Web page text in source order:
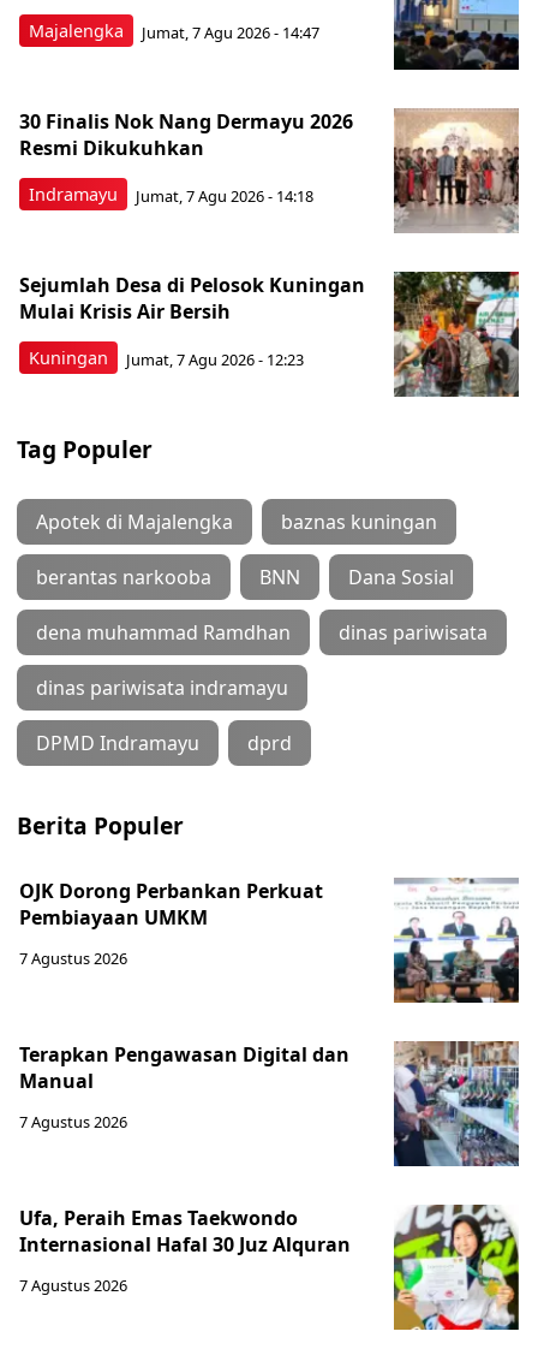
Majalengka Jumat, 7 Agu 2026 - 14:47
Indramayu
30 Finalis Nok Nang Dermayu 2026
Resmi Dikukuhkan
Jumat, 7 Agu 2026 - 14:18
Kuningan
Sejumlah Desa di Pelosok Kuningan
Mulai Krisis Air Bersih
Jumat, 7 Agu 2026 - 12:23
Tag Populer
Apotek di Majalengka baznas kuningan
berantas narkooba BNN Dana Sosial
dena muhammad Ramdhan dinas pariwisata
dinas pariwisata indramayu
DPMD Indramayu dprd
Berita Populer
OJK Dorong Perbankan Perkuat
Pembiayaan UMKM
7 Agustus 2026
Terapkan Pengawasan Digital dan
Manual
7 Agustus 2026
Ufa, Peraih Emas Taekwondo
Internasional Hafal 30 Juz Alquran
7 Agustus 2026